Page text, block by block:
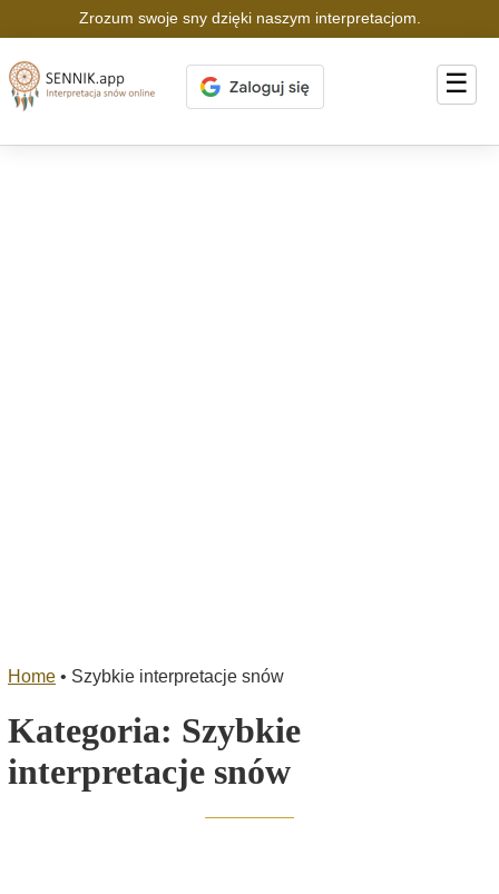
Zrozum swoje sny dzięki naszym interpretacjom.
☰
Home • Szybkie interpretacje snów
Kategoria: Szybkie
interpretacje snów